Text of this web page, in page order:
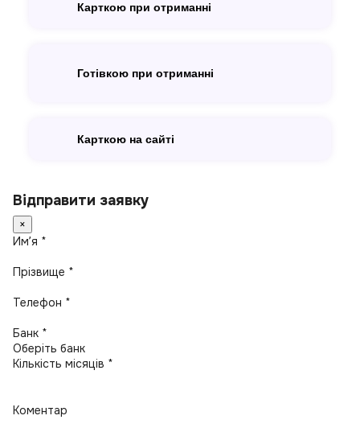
Карткою при отриманні
Готівкою при отриманні
Карткою на сайті
Відправити заявку
×
Имʼя *
Прізвище *
Телефон *
Банк *
Кількість місяців *
Коментар